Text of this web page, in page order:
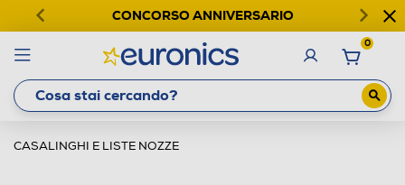
CONCORSO ANNIVERSARIO
0
CASALINGHI E LISTE NOZZE